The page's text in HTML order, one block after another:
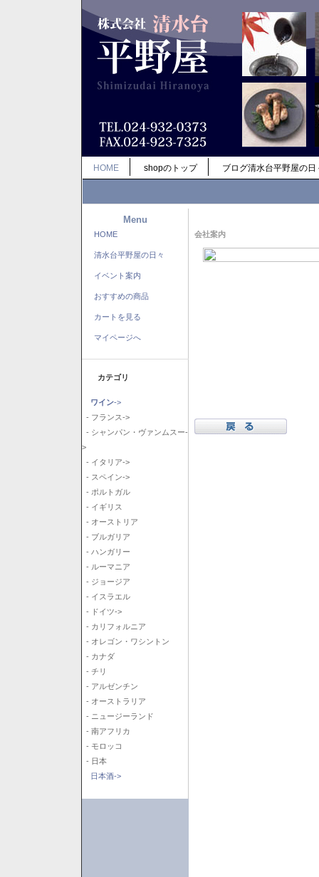
HOME shopのトップ ブログ清水台平野屋の日
Menu
HOME
清水台平野屋の日々
イベント案内
おすすめの商品
カートを見る
マイページへ
カテゴリ
ワイン->
- フランス->
- シャンパン・ヴァンムスー-
>
- イタリア->
- スペイン->
- ポルトガル
- イギリス
- オーストリア
- ブルガリア
- ハンガリー
- ルーマニア
- ジョージア
- イスラエル
- ドイツ->
- カリフォルニア
- オレゴン・ワシントン
- カナダ
- チリ
- アルゼンチン
- オーストラリア
- ニュージーランド
- 南アフリカ
- モロッコ
- 日本
日本酒->
会社案内